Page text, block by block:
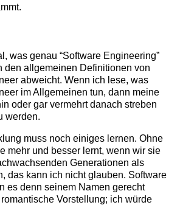
was genau “Software Engineering”
den allgemeinen Definitionen von
abweicht. Wenn ich lese, was
im Allgemeinen tun, dann meine
oder gar vermehrt danach streben
werden.
muss noch einiges lernen. Ohne
mehr und besser lernt, wenn wir sie
Generationen als
das kann ich nicht glauben. Software
es denn seinem Namen gerecht
Vorstellung; ich würde